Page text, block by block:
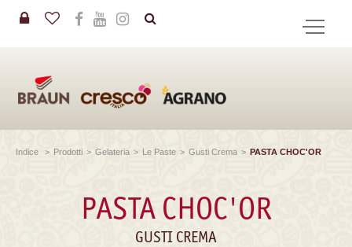
Indice > Prodotti > Gelateria > Le Paste > Gusti Crema > PASTA CHOC'OR
PASTA CHOC'OR
GUSTI CREMA